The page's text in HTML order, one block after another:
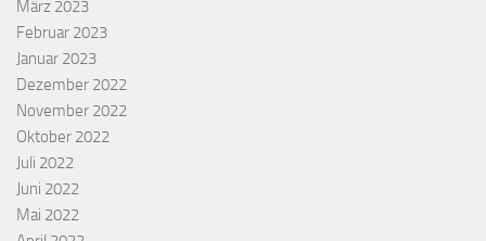
März 2023
Februar 2023
Januar 2023
Dezember 2022
November 2022
Oktober 2022
Juli 2022
Juni 2022
Mai 2022